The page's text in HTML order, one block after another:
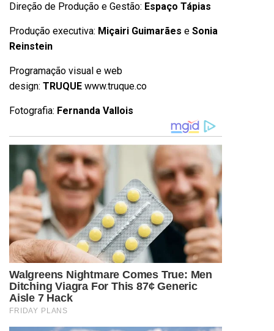
Direção de Produção e Gestão: Espaço Tápias
Produção executiva: Miçairi Guimarães e Sonia
Reinstein
Programação visual e web
design: TRUQUE www.truque.co
Fotografia: Fernanda Vallois